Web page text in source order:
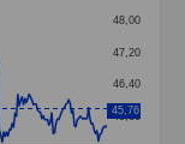
Data45,60
46,40
47,20
48,00
45,76